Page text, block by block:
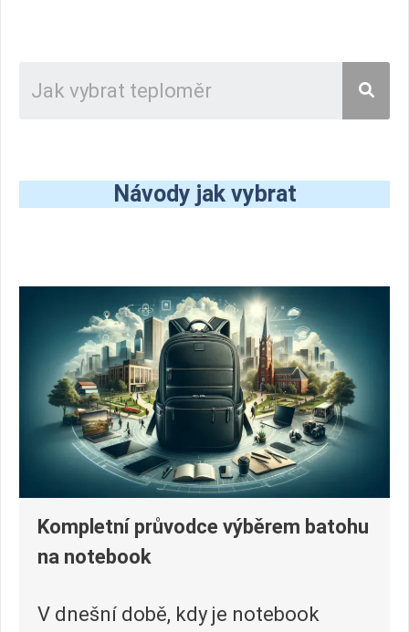
Návody jak vybrat
Kompletní průvodce výběrem batohu
na notebook
V dnešní době, kdy je notebook